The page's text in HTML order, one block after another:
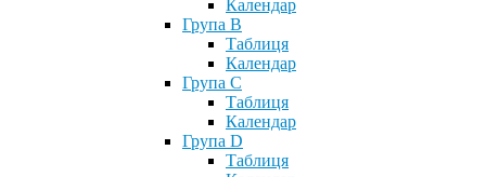
Календар
Група В
Таблиця
Календар
Група С
Таблиця
Календар
Група D
Таблиця